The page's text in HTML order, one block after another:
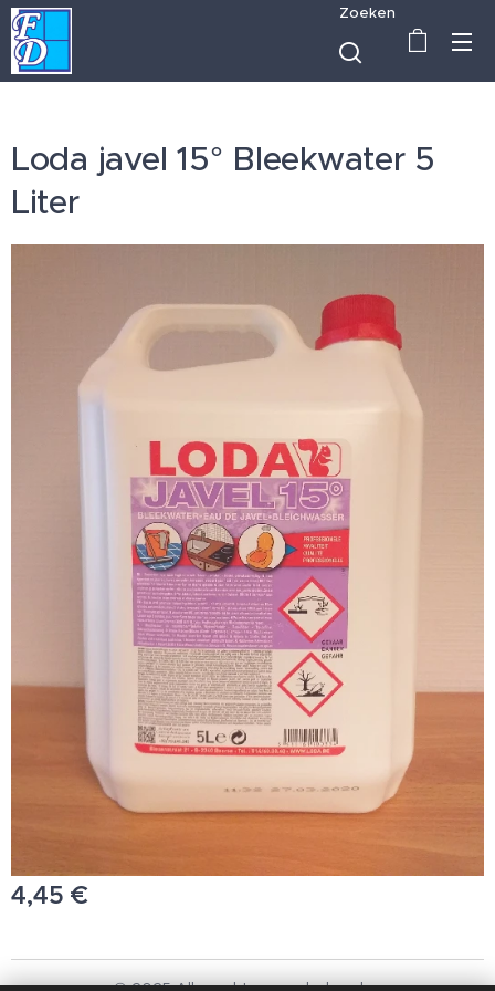
Zoeken
Loda javel 15° Bleekwater 5
Liter
4,45 €